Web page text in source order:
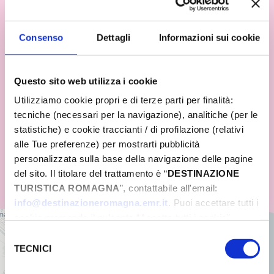
Consenso Dettagli Informazioni sui cookie
Questo sito web utilizza i cookie
Utilizziamo cookie propri e di terze parti per finalità:
tecniche (necessari per la navigazione), analitiche (per le
statistiche) e cookie traccianti / di profilazione (relativi
alle Tue preferenze) per mostrarti pubblicità
personalizzata sulla base della navigazione delle pagine
del sito. Il titolare del trattamento è “DESTINAZIONE
TURISTICA ROMAGNA”, contattabile all'email:
info@destinazioneromagna.emr.it. Puoi accettare tutti i
gestire le tue preferenze facendo clic su “Personalizza”.
Qualora acconsenti a tutti i cookie i Tuoi dati potranno
Selezione
delTECNICI
−